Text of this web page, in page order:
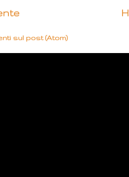
sul post (Atom)